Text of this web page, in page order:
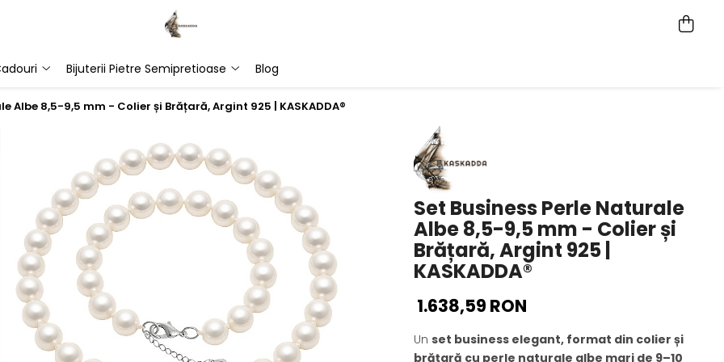
Bijuterii Pietre Semipretioase Blog
Albe 8,5-9,5 mm - Colier și Brățară, Argint 925 | KASKADDA®
Set Business Perle Naturale
Albe 8,5-9,5 mm - Colier și
Brățară, Argint 925 |
KASKADDA®
1.638,59 RON
Unset business elegant, format din colier și
brățară cu perle naturale albe mari de 9–10